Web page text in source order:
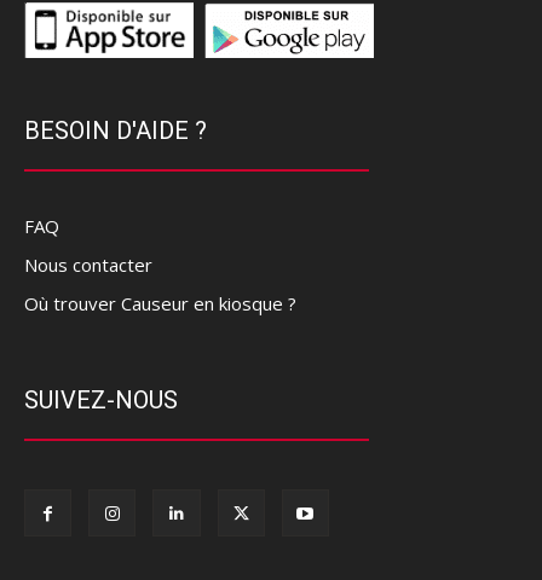
BESOIN D'AIDE ?
FAQ
Nous contacter
Où trouver Causeur en kiosque ?
SUIVEZ-NOUS